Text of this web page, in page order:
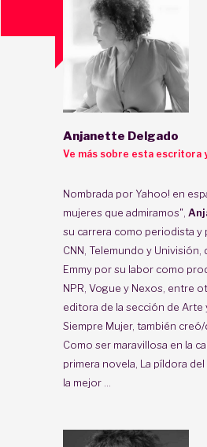
Anjanette Delgado
Ve más sobre esta escritora
Nombrada por Yahoo! en
mujeres que admiramos",
su carrera como periodista y
CNN, Telemundo y
Emmy por su labor como
NPR, Vogue y Nexos, entre
editora de la sección de Arte
Siempre Mujer, también
Como ser maravillosa en la
primera novela, La píldora
la mejor ...